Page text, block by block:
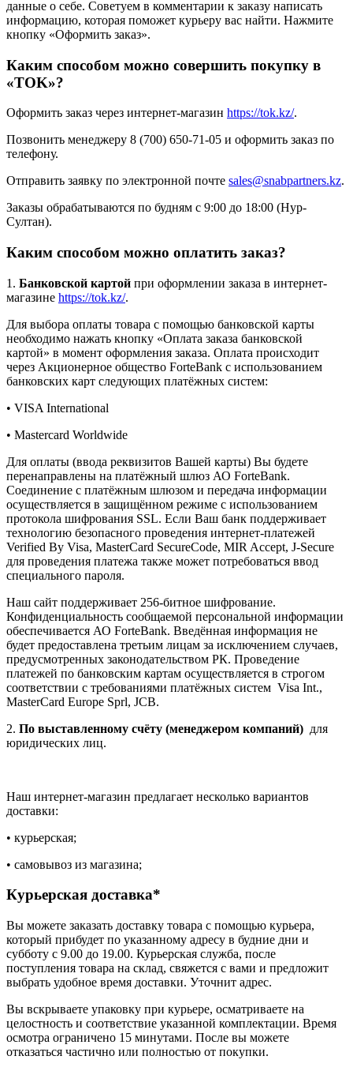
данные о себе. Советуем в комментарии к заказу написать
информацию, которая поможет курьеру вас найти. Нажмите
кнопку «Оформить заказ».
Каким способом можно совершить покупку в
«TOK»?
Оформить заказ через интернет-магазин https://tok.kz/.
Позвонить менеджеру 8 (700) 650-71-05 и оформить заказ по
телефону.
Отправить заявку по электронной почте sales@snabpartners.kz.
Заказы обрабатываются по будням с 9:00 до 18:00 (Нур-
Султан).
Каким способом можно оплатить заказ?
1. Банковской картой при оформлении заказа в интернет-
магазине https://tok.kz/.
Для выбора оплаты товара с помощью банковской карты
необходимо нажать кнопку «Оплата заказа банковской
картой» в момент оформления заказа. Оплата происходит
через Акционерное общество ForteBank с использованием
банковских карт следующих платёжных систем:
• VISA International
• Mastercard Worldwide
Для оплаты (ввода реквизитов Вашей карты) Вы будете
перенаправлены на платёжный шлюз АО ForteBank.
Соединение с платёжным шлюзом и передача информации
осуществляется в защищённом режиме с использованием
протокола шифрования SSL. Если Ваш банк поддерживает
технологию безопасного проведения интернет-платежей
Verified By Visa, MasterCard SecureCode, MIR Accept, J-Secure
для проведения платежа также может потребоваться ввод
специального пароля.
Наш сайт поддерживает 256-битное шифрование.
Конфиденциальность сообщаемой персональной информации
обеспечивается АО ForteBank. Введённая информация не
будет предоставлена третьим лицам за исключением случаев,
предусмотренных законодательством РК. Проведение
платежей по банковским картам осуществляется в строгом
соответствии с требованиями платёжных систем Visa Int.,
MasterCard Europe Sprl, JCB.
2. По выставленному счёту (менеджером компаний) для
юридических лиц.
Наш интернет-магазин предлагает несколько вариантов
доставки:
• курьерская;
• самовывоз из магазина;
Курьерская доставка*
Вы можете заказать доставку товара с помощью курьера,
который прибудет по указанному адресу в будние дни и
субботу с 9.00 до 19.00. Курьерская служба, после
поступления товара на склад, свяжется с вами и предложит
выбрать удобное время доставки. Уточнит адрес.
Вы вскрываете упаковку при курьере, осматриваете на
целостность и соответствие указанной комплектации. Время
осмотра ограничено 15 минутами. После вы можете
отказаться частично или полностью от покупки.